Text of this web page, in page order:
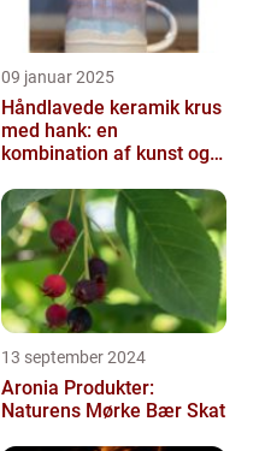
09 januar 2025
Håndlavede keramik krus
med hank: en
kombination af kunst og
13 september 2024
Aronia Produkter:
Naturens Mørke Bær Skat